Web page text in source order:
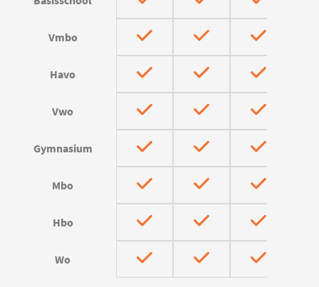
Vmbo
Havo
Vwo
Gymnasium
Mbo
Hbo
Wo